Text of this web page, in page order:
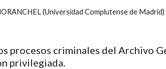
(Universidad Complutense de Madrid)
procesos criminales del Archivo
privilegiada.